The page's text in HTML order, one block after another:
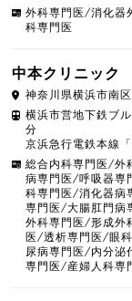
外科専門医/消化器
科専門医
中本クリニック
神奈川県横浜市南区
横浜市営地下鉄ブ
分
京浜急行電鉄本線
総合内科専門医/外
病専門医/呼吸器専
科専門医/消化器病
専門医/大腸肛門病
外科専門医/形成外
医/透析専門医/眼
尿病専門医/内分泌
専門医/産婦人科専